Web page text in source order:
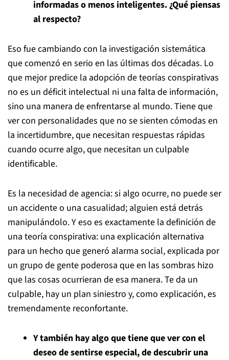
informadas o menos inteligentes. ¿Qué piensas
al respecto?
Eso fue cambiando con la investigación sistemática
que comenzó en serio en las últimas dos décadas. Lo
que mejor predice la adopción de teorías conspirativas
no es un déficit intelectual ni una falta de información,
sino una manera de enfrentarse al mundo. Tiene que
ver con personalidades que no se sienten cómodas en
la incertidumbre, que necesitan respuestas rápidas
cuando ocurre algo, que necesitan un culpable
identificable.
Es la necesidad de agencia: si algo ocurre, no puede ser
un accidente o una casualidad; alguien está detrás
manipulándolo. Y eso es exactamente la definición de
una teoría conspirativa: una explicación alternativa
para un hecho que generó alarma social, explicada por
un grupo de gente poderosa que en las sombras hizo
que las cosas ocurrieran de esa manera. Te da un
culpable, hay un plan siniestro y, como explicación, es
tremendamente reconfortante.
Y también hay algo que tiene que ver con el
deseo de sentirse especial, de descubrir una